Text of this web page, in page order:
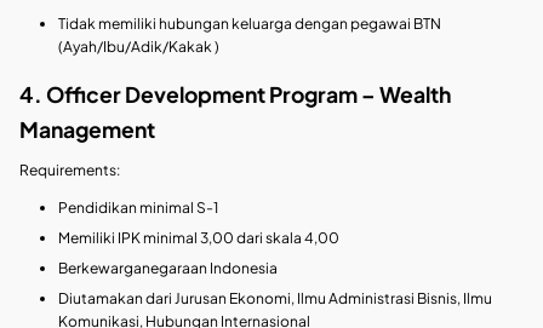
Tidak memiliki hubungan keluarga dengan pegawai BTN
(Ayah/Ibu/Adik/Kakak )
4. Officer Development Program – Wealth
Management
Requirements:
Pendidikan minimal S-1
Memiliki IPK minimal 3,00 dari skala 4,00
Berkewarganegaraan Indonesia
Diutamakan dari Jurusan Ekonomi, Ilmu Administrasi Bisnis, Ilmu
Komunikasi, Hubungan Internasional